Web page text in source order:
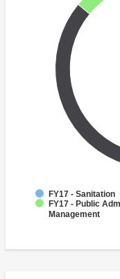
FY17 - Sanitation
FY17 - Public
Management